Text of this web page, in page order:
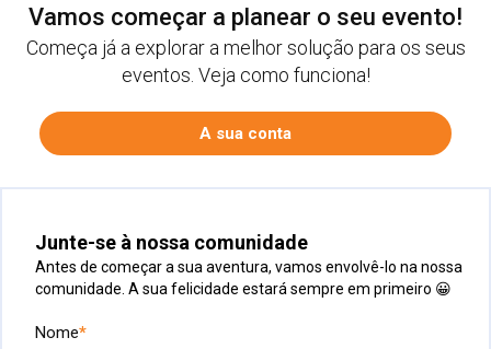
Vamos começar a planear o seu evento!
Começa já a explorar a melhor solução para os seus
eventos. Veja como funciona!
Junte-se à nossa comunidade
Antes de começar a sua aventura, vamos envolvê-lo na nossa
comunidade. A sua felicidade estará sempre em primeiro 😀
Nome*